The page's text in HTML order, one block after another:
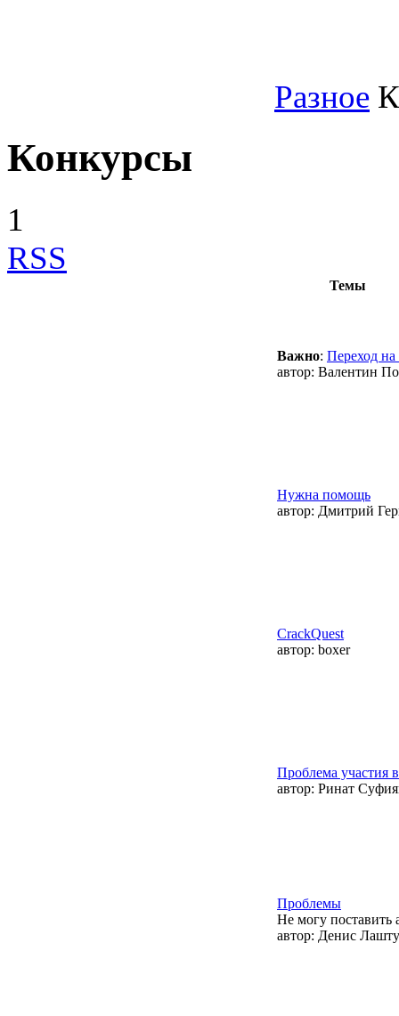
Разное
Конкурсы
1
RSS
Темы
Важно: Переход
автор: Валентин
Нужна помощь
автор: Дмитрий
CrackQuest
автор: boxer
Проблема участия
автор: Ринат
Проблемы
Не могу поставить
автор: Денис